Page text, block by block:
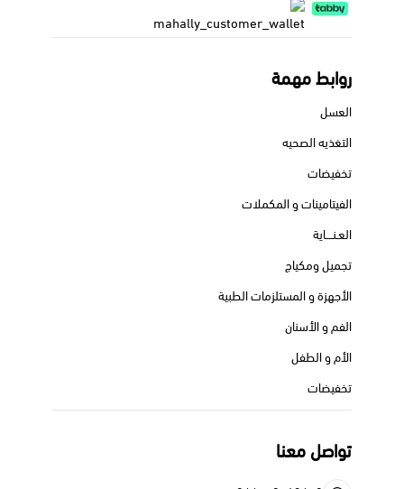
روابط مهمة
العسل
التغذيه الصحيه
تخفيضات
الفيتامينات و المكملات
العـنــــاية
تجميل ومكياج
الأجهزة و المستلزمات الطبية
الفم و الأسنان
الأم و الطفل
تخفيضات
تواصل معنا